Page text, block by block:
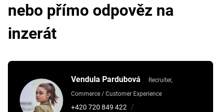
nebo přímo odpověz na
inzerát
Vendula Pardubová
Recruiter,
Commerce / Customer Experience
+420 720 849 422 /